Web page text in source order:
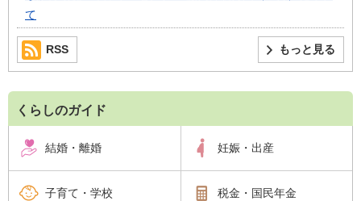
て
もっと見る
RSS
くらしのガイド
結婚・離婚 妊娠・出産
子育て・学校 税金・国民年金